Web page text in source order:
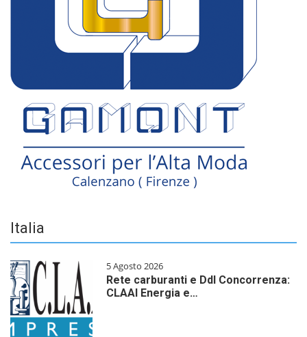
Italia
5 Agosto 2026
Rete carburanti e Ddl Concorrenza:
CLAAI Energia e…